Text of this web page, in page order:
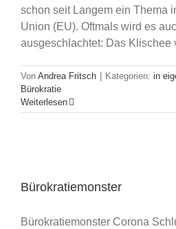
schon seit Langem ein Thema
Union (EU). Oftmals wird es
ausgeschlachtet: Das Klischee
Von Andrea Fritsch Kategorien: in
Bürokratie
Weiterlesen
Bürokratiemonster
Bürokratiemonster Corona